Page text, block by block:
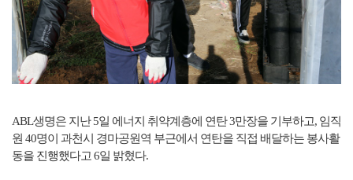
ABL생명은 지난 5일 에너지 취약계층에 연탄 3만장을 기부하고, 임직
원 40명이 과천시 경마공원역 부근에서 연탄을 직접 배달하는 봉사활
동을 진행했다고 6일 밝혔다.